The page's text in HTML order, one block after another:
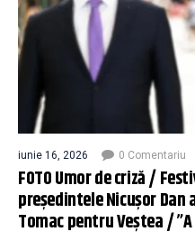
iunie 16, 2026 0 Comentariu
FOTO Umor de criză /
președintele Nicușor
Tomac pentru Veștea /